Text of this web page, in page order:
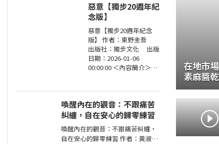
惡意【獨步20週年紀
念版】
惡意【獨步20週年紀念
版】 作者：東野圭吾
出版社：獨步文化 出版
日期：2026-01-06
00:00:00 ＜內容簡介＞
破1,000萬冊！ 銷量
喚醒內在的觀音：不跟痛苦
糾纏，自在安心的歸零練習
喚醒內在的觀音：不跟痛苦糾纏，
自在安心的歸零練習 作者：黃淑文
在地市
素麻醬
頭小吃
food